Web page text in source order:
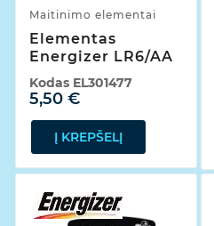
Maitinimo elementai
Elementas
Energizer LR6/AA
5,50 €
Kodas EL301477
Į KREPŠELĮ